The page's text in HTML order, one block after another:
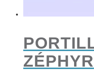
ZÉPHYR